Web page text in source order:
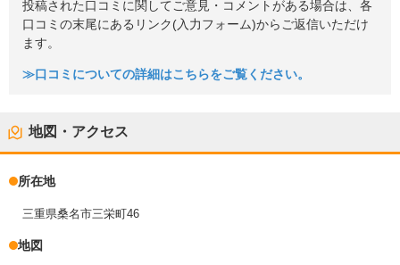
投稿された口コミに関してご意見・コメントがある場合は、各
口コミの末尾にあるリンク(入力フォーム)からご返信いただけ
ます。
≫口コミについての詳細はこちらをご覧ください。
地図・アクセス
所在地
三重県桑名市三栄町46
地図